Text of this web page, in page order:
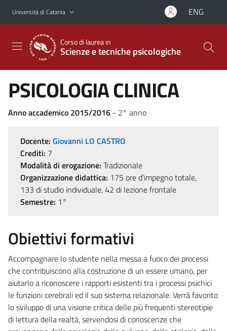
Vai al contenuto principale
Vai al menu di navigazione
Università di Catania ENG
Corso di laurea in
Scienze e tecniche psicologiche
PSICOLOGIA CLINICA
Anno accademico 2015/2016 - 2° anno
Docente: Giovanni LO CASTRO
Crediti: 7
Modalità di erogazione: Tradizionale
Organizzazione didattica: 175 ore d'impegno totale,
133 di studio individuale, 42 di lezione frontale
Semestre: 1°
Obiettivi formativi
Accompagnare lo studente nella messa a fuoco dei processi
che contribuiscono alla costruzione di un essere umano, per
aiutarlo a riconoscere i rapporti esistenti tra i processi psichici
le funzioni cerebrali ed il suo sistema relazionale. Verrà favorito
lo sviluppo di una visione critica delle più frequenti stereotipie
di lettura della realtà, servendosi di conoscenze che